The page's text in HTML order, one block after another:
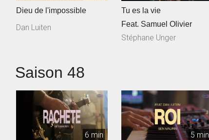
Dieu de l'impossible
Dan Luiten
Tu es la vie
Feat. Samuel Olivier
Stéphane Unger
Saison 48
6 min 5 min